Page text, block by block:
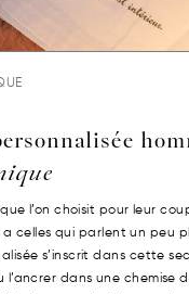
l’on choisit pour leur
a celles qui parlent un peu
s’inscrit dans cette
l’ancrer dans une chemise